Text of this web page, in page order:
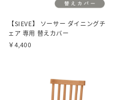
【SIEVE】 ソーサー ダイニングチ
ェア 専用 替えカバー
￥4,400